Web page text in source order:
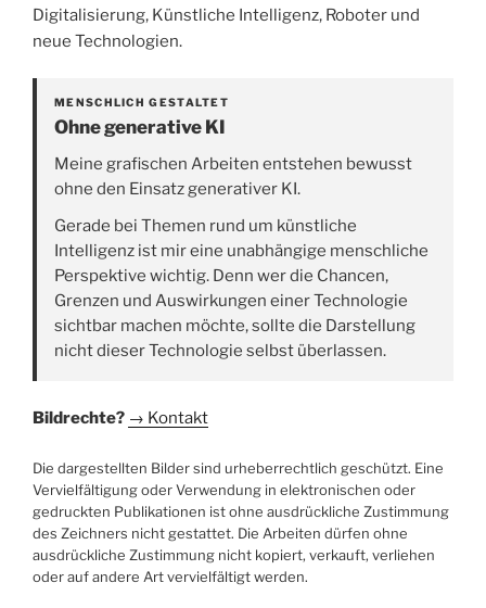
Digitalisierung, Künstliche Intelligenz, Roboter und
neue Technologien.
MENSCHLICH GESTALTET
Ohne generative KI
Meine grafischen Arbeiten entstehen bewusst
ohne den Einsatz generativer KI.
Gerade bei Themen rund um künstliche
Intelligenz ist mir eine unabhängige menschliche
Perspektive wichtig. Denn wer die Chancen,
Grenzen und Auswirkungen einer Technologie
sichtbar machen möchte, sollte die Darstellung
nicht dieser Technologie selbst überlassen.
Bildrechte? → Kontakt
Die dargestellten Bilder sind urheberrechtlich geschützt. Eine
Vervielfältigung oder Verwendung in elektronischen oder
gedruckten Publikationen ist ohne ausdrückliche Zustimmung
des Zeichners nicht gestattet. Die Arbeiten dürfen ohne
ausdrückliche Zustimmung nicht kopiert, verkauft, verliehen
oder auf andere Art vervielfältigt werden.